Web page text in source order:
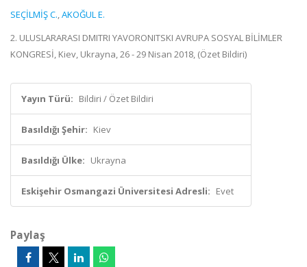
SEÇİLMİŞ C.,AKOĞUL E.
2. ULUSLARARASI DMITRI YAVORONITSKI AVRUPA SOSYAL BİLİMLER
KONGRESİ, Kiev, Ukrayna, 26 - 29 Nisan 2018, (Özet Bildiri)
Yayın Türü: Bildiri / Özet Bildiri
Basıldığı Şehir: Kiev
Basıldığı Ülke: Ukrayna
Eskişehir Osmangazi Üniversitesi Adresli: Evet
Paylaş